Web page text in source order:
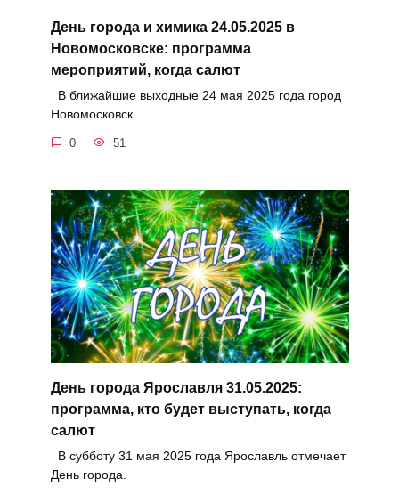
День города и химика 24.05.2025 в
Новомосковске: программа
мероприятий, когда салют
В ближайшие выходные 24 мая 2025 года город
Новомосковск
0 51
День города Ярославля 31.05.2025:
программа, кто будет выступать, когда
салют
В субботу 31 мая 2025 года Ярославль отмечает
День города.